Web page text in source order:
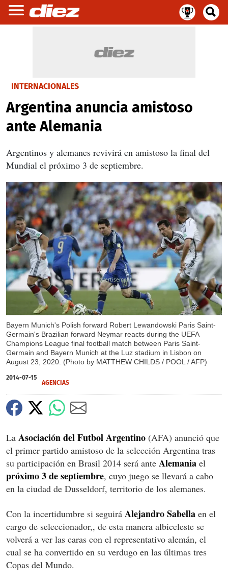
INTERNACIONALES
Argentina anuncia amistoso
ante Alemania
Argentinos y alemanes revivirá en amistoso la final del
Mundial el próximo 3 de septiembre.
Bayern Munich's Polish forward Robert Lewandowski Paris Saint-
Germain's Brazilian forward Neymar reacts during the UEFA
Champions League final football match between Paris Saint-
Germain and Bayern Munich at the Luz stadium in Lisbon on
August 23, 2020. (Photo by MATTHEW CHILDS / POOL / AFP)
X
2014-07-15
AGENCIAS
La Asociación del Futbol Argentino (AFA) anunció que
el primer partido amistoso de la selección Argentina tras
su participación en Brasil 2014 será ante Alemania el
próximo 3 de septiembre, cuyo juego se llevará a cabo
en la ciudad de Dusseldorf, territorio de los alemanes.
Con la incertidumbre si seguirá Alejandro Sabella en el
cargo de seleccionador,, de esta manera albiceleste se
volverá a ver las caras con el representativo alemán, el
cual se ha convertido en su verdugo en las últimas tres
Copas del Mundo.